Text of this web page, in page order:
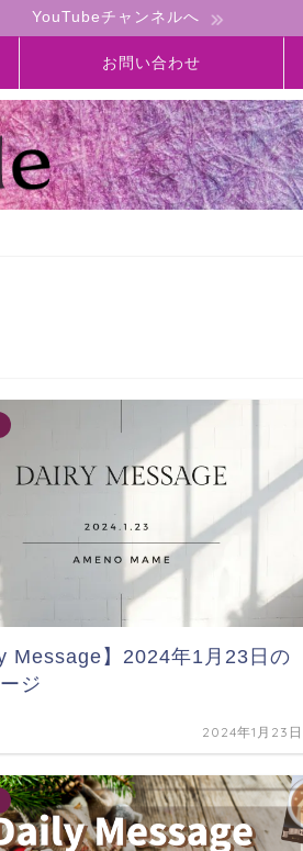
YouTubeチャンネルへ
お問い合わせ
Message】2024年1月23日の
ジ
2024年1月23日